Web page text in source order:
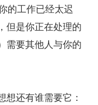
的工作已经太迟
但是你正在处理的
需要其他人与你的
还有谁需要它：